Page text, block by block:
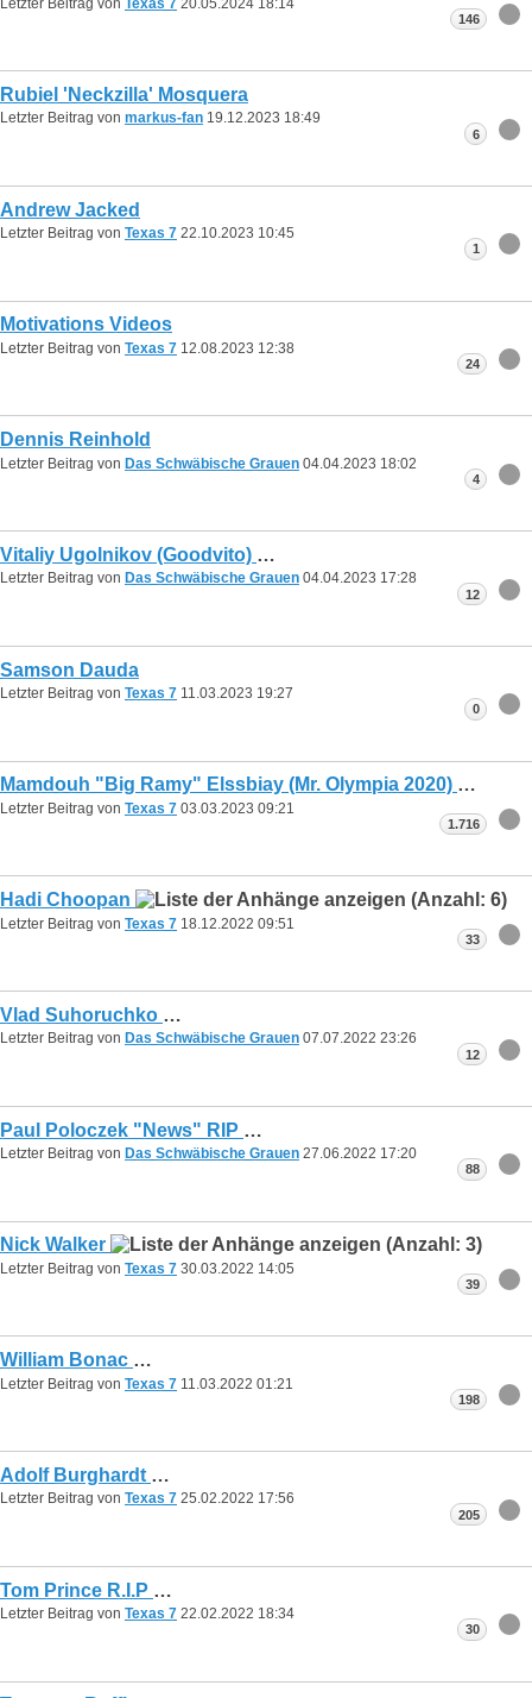
146
Rubiel 'Neckzilla' Mosquera
Letzter Beitrag von markus-fan 19.12.2023 18:49
6
Andrew Jacked
Letzter Beitrag von Texas 7 22.10.2023 10:45
1
Motivations Videos
Letzter Beitrag von Texas 7 12.08.2023 12:38
24
Dennis Reinhold
Letzter Beitrag von Das Schwäbische Grauen 04.04.2023 18:02
4
Vitaliy Ugolnikov (Goodvito)
Letzter Beitrag von Das Schwäbische Grauen 04.04.2023 17:28
12
Samson Dauda
Letzter Beitrag von Texas 7 11.03.2023 19:27
0
Mamdouh "Big Ramy" Elssbiay (Mr. Olympia 2020)
Letzter Beitrag von Texas 7 03.03.2023 09:21
1.716
Hadi Choopan
Letzter Beitrag von Texas 7 18.12.2022 09:51
33
Vlad Suhoruchko
Letzter Beitrag von Das Schwäbische Grauen 07.07.2022 23:26
12
Paul Poloczek "News" RIP
Letzter Beitrag von Das Schwäbische Grauen 27.06.2022 17:20
88
Nick Walker
Letzter Beitrag von Texas 7 30.03.2022 14:05
39
William Bonac
Letzter Beitrag von Texas 7 11.03.2022 01:21
198
Adolf Burghardt
Letzter Beitrag von Texas 7 25.02.2022 17:56
205
Tom Prince R.I.P
Letzter Beitrag von Texas 7 22.02.2022 18:34
30